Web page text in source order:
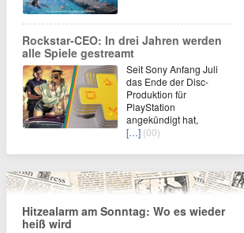
Rockstar-CEO: In drei Jahren werden
alle Spiele gestreamt
Seit Sony Anfang Juli
das Ende der Disc-
Produktion für
PlayStation
angekündigt hat,
[…] (00)
Hitzealarm am Sonntag: Wo es wieder
heiß wird